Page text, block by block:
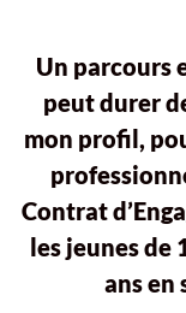
Un parcours
peut durer
mon profil,
Contrat
les jeunes de
ans en